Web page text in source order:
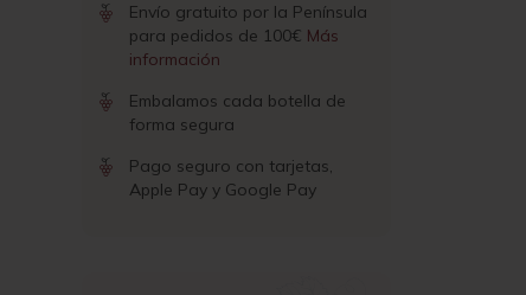
Envío gratuito por la Península
para pedidos de 100€ Más
información
Embalamos cada botella de
forma segura
Pago seguro con tarjetas,
Apple Pay y Google Pay